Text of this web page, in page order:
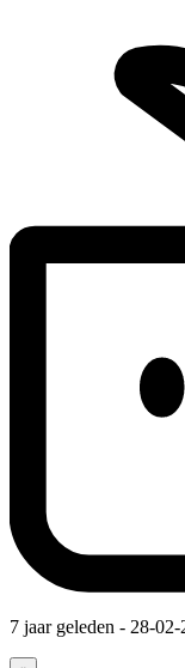
7 jaar geleden - 28-02-